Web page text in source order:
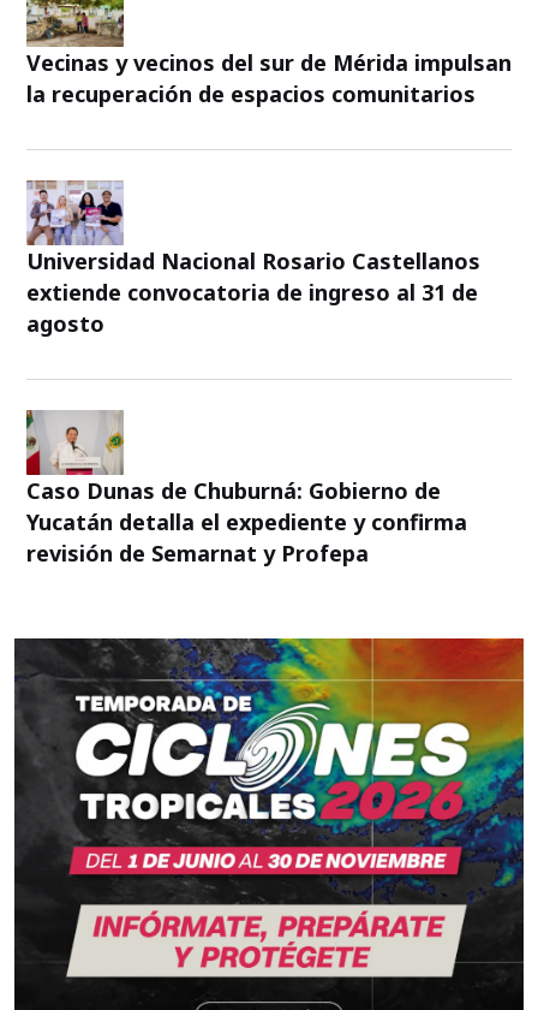
Vecinas y vecinos del sur de Mérida impulsan
la recuperación de espacios comunitarios
Universidad Nacional Rosario Castellanos
extiende convocatoria de ingreso al 31 de
agosto
Caso Dunas de Chuburná: Gobierno de
Yucatán detalla el expediente y confirma
revisión de Semarnat y Profepa